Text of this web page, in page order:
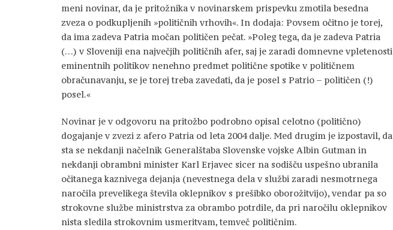
meni novinar, da je pritožnika v novinarskem prispevku zmotila besedna
zveza o podkupljenih »političnih vrhovih«. In dodaja: Povsem očitno je torej,
da ima zadeva Patria močan političen pečat. »Poleg tega, da je zadeva Patria
(…) v Sloveniji ena največjih političnih afer, saj je zaradi domnevne vpletenosti
eminentnih politikov nenehno predmet politične spotike v političnem
obračunavanju, se je torej treba zavedati, da je posel s Patrio – političen (!)
posel.«
Novinar je v odgovoru na pritožbo podrobno opisal celotno (politično)
dogajanje v zvezi z afero Patria od leta 2004 dalje. Med drugim je izpostavil, da
sta se nekdanji načelnik Generalštaba Slovenske vojske Albin Gutman in
nekdanji obrambni minister Karl Erjavec sicer na sodišču uspešno ubranila
očitanega kaznivega dejanja (nevestnega dela v službi zaradi nesmotrnega
naročila prevelikega števila oklepnikov s prešibko oborožitvijo), vendar pa so
strokovne službe ministrstva za obrambo potrdile, da pri naročilu oklepnikov
nista sledila strokovnim usmeritvam, temveč političnim.